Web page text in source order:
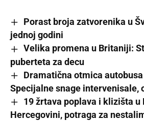
Porast broja zatvorenika u
jednoj godini
Velika promena u Britaniji:
puberteta za decu
Dramatična otmica
Specijalne snage intervenisale,
19 žrtava poplava i klizišta u
Hercegovini, potraga za